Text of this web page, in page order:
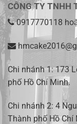
CÔNG TY TNHH
0917770118
Chi nhánh 1:173
phố Hồ Chí Minh.
Chi nhánh 2: 4
Thành phố Hồ Chí